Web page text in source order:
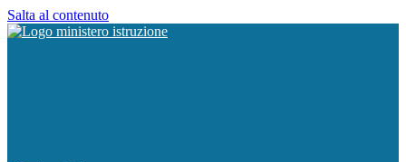
Salta al contenuto